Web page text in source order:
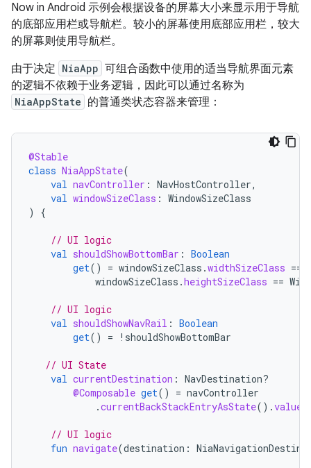
Now in Android 示例会根据设备的屏幕大小来显示用于导航
的底部应用栏或导航栏。较小的屏幕使用底部应用栏，较大
的屏幕则使用导航栏。
由于决定 NiaApp 可组合函数中使用的适当导航界面元素
的逻辑不依赖于业务逻辑，因此可以通过名称为
NiaAppState 的普通类状态容器来管理：
@Stable
class NiaAppState(
val navController : NavHostController,
val windowSizeClass : WindowSizeClass
)
{
// UI logic
val shouldShowBottomBar : Boolean
get() = windowSizeClass .widthSizeClass ==
windowSizeClass .heightSizeClass ==
// UI logic
val shouldShowNavRail : Boolean
get() = ! shouldShowBottomBar
// UI State
val currentDestination : NavDestination?
@Composable get() = navController
.currentBackStackEntryAsState().value
// UI logic
fun navigate(destination :